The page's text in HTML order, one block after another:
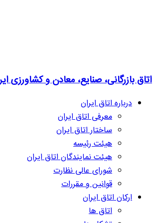
اتاق بازرگانی، صنایع، معادن و کشاورزی
درباره اتاق ایران
معرفی اتاق ایران
ساختار اتاق ایران
هیئت رئیسه
هیئت نمایندگان اتاق ایران
شورای عالی نظارت
قوانین و مقررات
ارکان اتاق ایران
اتاق ها